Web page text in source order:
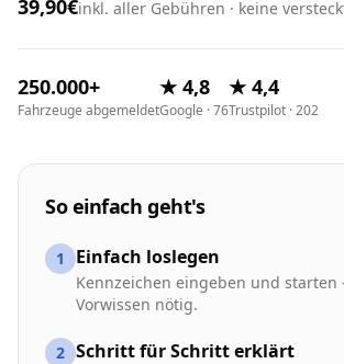
39,90€inkl. aller Gebühren · keine
250.000+
Fahrzeuge abgemeldet
★ 4,8
Google · 76
★ 4,4
Trustpilot · 202
So einfach geht's
1 Einfach loslegen
Kennzeichen eingeben und starten
Vorwissen nötig.
2 Schritt für Schritt erklärt